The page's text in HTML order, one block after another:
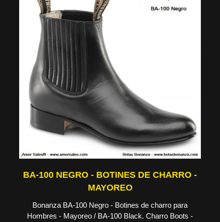
BA-100 NEGRO - BOTINES DE CHARRO -
MAYOREO
Bonanza BA-100 Negro - Botines de charro para
Hombres - Mayoreo / BA-100 Black. Charro Boots -